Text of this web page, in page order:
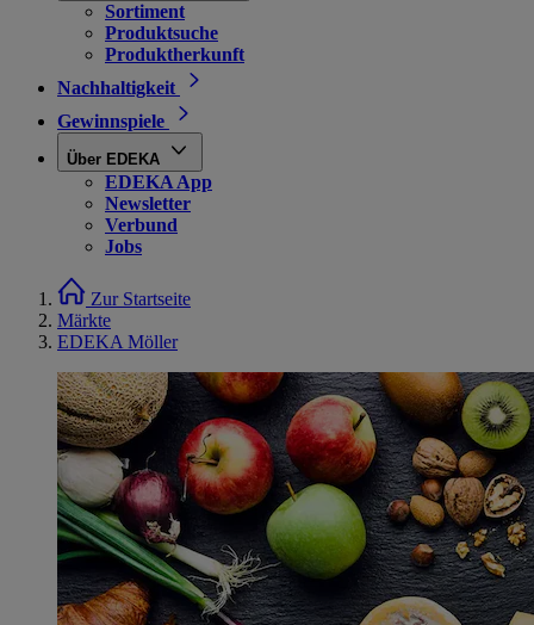
Sortiment
Produktsuche
Produktherkunft
Nachhaltigkeit
Gewinnspiele
Über EDEKA
EDEKA App
Newsletter
Verbund
Jobs
Zur Startseite
Märkte
EDEKA Möller